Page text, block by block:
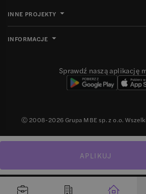
APLIKUJ
INNE PROJEKTY
INFORMACJE
Sprawdź naszą aplikację
Ⓒ 2008-2026Grupa MBE sp. z o.o.